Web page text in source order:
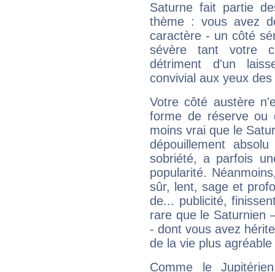
Saturne fait partie
thème : vous avez
caractère - un côté
sévère tant votre
détriment d'un
convivial aux yeux
Votre côté austère
forme de réserve
moins vrai que le
dépouillement
sobriété, a parfois
popularité.
sûr, lent, sage et
de... publicité,
rare que le Saturnien
- dont vous avez
de la vie plus
Comme le